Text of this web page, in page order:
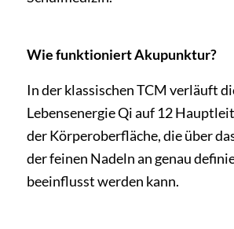
Wie funktioniert Akupunktur?
In der klassischen TCM verläuft
Lebensenergie Qi auf 12
der Körperoberfläche, die über
der feinen Nadeln an genau
beeinflusst werden kann.